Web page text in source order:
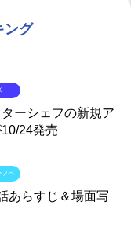
ング
ターシェフの新規ア
24発売
あらすじ＆場面写
ノベ